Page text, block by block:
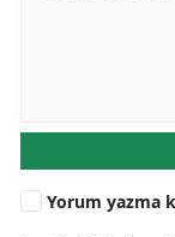
Yorum yazma